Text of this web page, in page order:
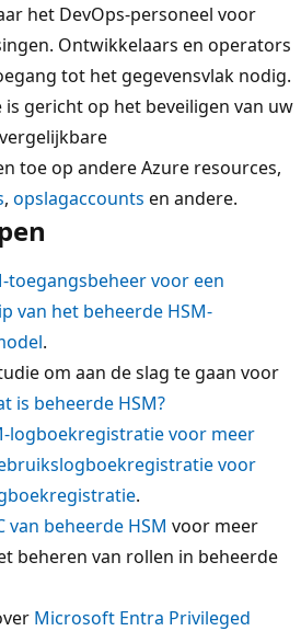
het DevOps-personeel voor
Ontwikkelaars en operators
tot het gegevensvlak nodig.
gericht op het beveiligen van uw
toe op andere Azure resources,
, opslagaccounts en andere.
toegangsbeheer voor een
van het beheerde HSM-
.
om aan de slag te gaan voor
is beheerde HSM?
logboekregistratie voor meer
voor
.
van beheerde HSM voor meer
beheren van rollen in beheerde
Microsoft Entra Privileged